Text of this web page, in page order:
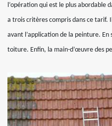
l’opération qui est le plus abordable
a trois critères compris dans ce tarif.
avant l’application de la peinture.
toiture. Enfin, la main-d’œuvre des